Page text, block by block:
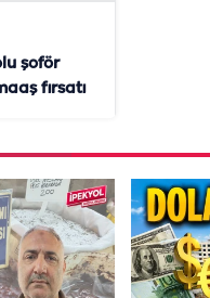
şoför
fırsatı